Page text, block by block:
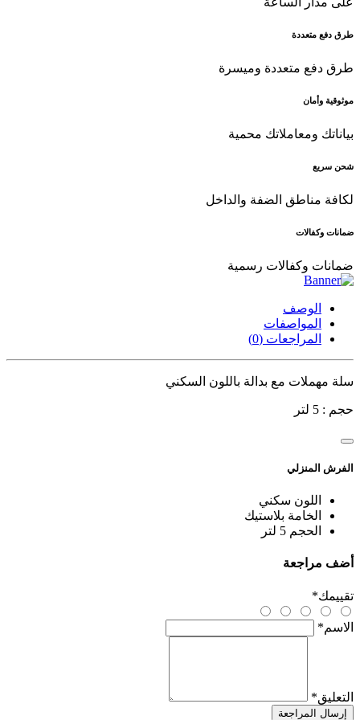
طرق دفع متعددة
طرق دفع متعددة وميسرة
موثوقية وأمان
بياناتك ومعاملاتك محمية
شحن سريع
لكافة مناطق الضفة والداخل
ضمانات وكفالات
ضمانات وكفالات رسمية
الوصف
المواصفات
المراجعات (0)
سلة مهملات مع بدالة باللون السكني
حجم : 5 لتر
الفرش المنزلي
اللون سكني
الخامة بلاستيك
الحجم 5 لتر
أضف مراجعة
تقييمك*
الاسم*
التعليق*
إرسال المراجعة